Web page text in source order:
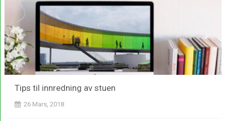
Tips til innredning av stuen
26 Mars, 2018